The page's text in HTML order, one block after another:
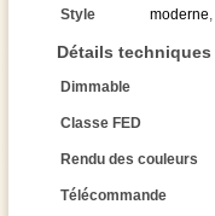
Style moderne,
Détails techniques
Dimmable
Classe FED
Rendu des couleurs
Télécommande